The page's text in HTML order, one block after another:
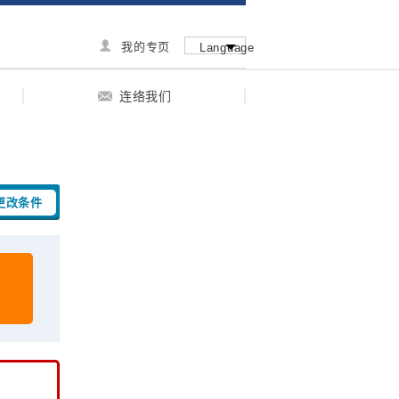
Language
我的专页
连络我们
改条件